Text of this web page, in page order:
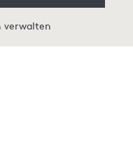
verwalten